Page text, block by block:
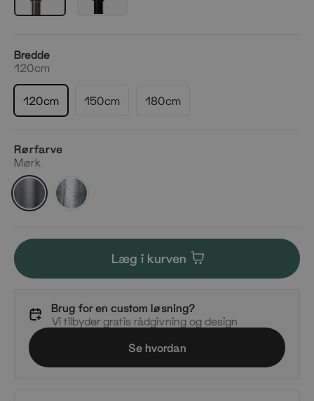
Bredde
120cm
120cm 150cm 180cm
Rørfarve
Mørk
Mørk Silver
Læg i kurven
Brug for en custom løsning?
Vi tilbyder gratis rådgivning og design
Se hvordan